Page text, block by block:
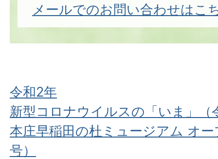
メールでのお問い合わせはこ
令和2年
新型コロナウイルスの「いま」（
本庄早稲田の杜ミュージアム オー
号）